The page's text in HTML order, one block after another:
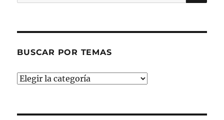
por:
BUSCAR POR TEMAS
Buscar